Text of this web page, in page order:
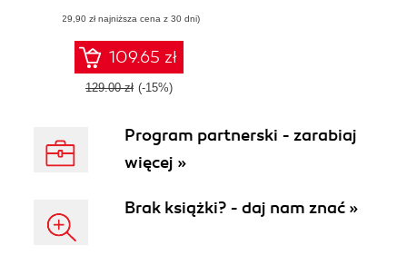
(29,90 zł najniższa cena z 30 dni)
109.65 zł
129.00 zł (-15%)
Program partnerski - zarabiaj
więcej »
Brak książki? - daj nam znać »